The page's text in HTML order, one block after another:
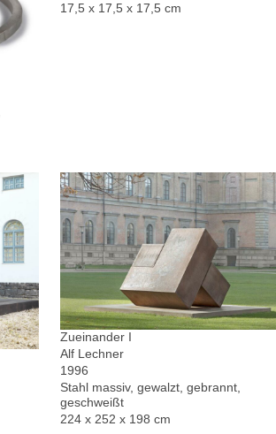
17,5 x 17,5 x 17,5 cm
Zueinander I
Alf Lechner
1996
Stahl massiv, gewalzt, gebrannt,
geschweißt
224 x 252 x 198 cm